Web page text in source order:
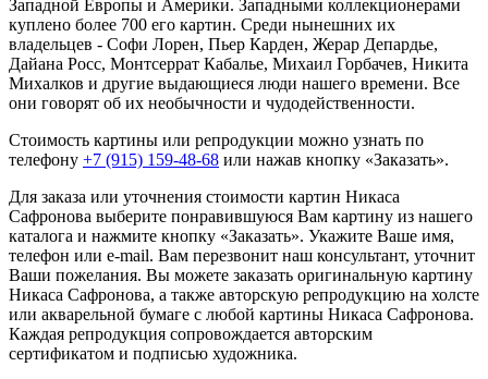
Западной Европы и Америки. Западными коллекционерами
куплено более 700 его картин. Среди нынешних их
владельцев - Софи Лорен, Пьер Карден, Жерар Депардье,
Дайана Росс, Монтсеррат Кабалье, Михаил Горбачев, Никита
Михалков и другие выдающиеся люди нашего времени. Все
они говорят об их необычности и чудодейственности.
Стоимость картины или репродукции можно узнать по
телефону +7 (915) 159-48-68 или нажав кнопку «Заказать».
Для заказа или уточнения стоимости картин Никаса
Сафронова выберите понравившуюся Вам картину из нашего
каталога и нажмите кнопку «Заказать». Укажите Ваше имя,
телефон или e-mail. Вам перезвонит наш консультант, уточнит
Ваши пожелания. Вы можете заказать оригинальную картину
Никаса Сафронова, а также авторскую репродукцию на холсте
или акварельной бумаге с любой картины Никаса Сафронова.
Каждая репродукция сопровождается авторским
сертификатом и подписью художника.